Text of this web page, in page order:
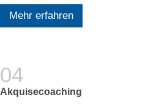
Mehr erfahren
Akquisecoaching